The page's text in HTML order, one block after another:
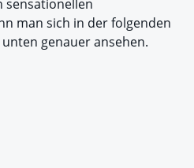
sensationellen
man sich in der folgenden
genauer ansehen.